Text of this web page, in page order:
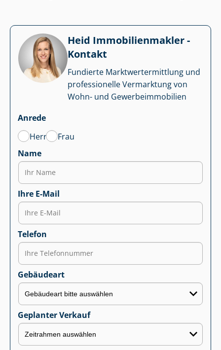
Heid Im­mo­bi­li­en­mak­ler -
Kontakt
Fundierte Markt­wert­ermitt­lung und
professionelle Vermarktung von
Wohn- und Ge­wer­be­im­mo­bi­li­en
Anrede
Herr
Frau
Name
Ihre E-Mail
Telefon
Gebäudeart
Geplanter Verkauf